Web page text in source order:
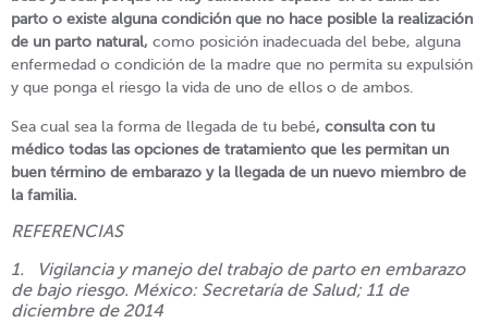
parto o existe alguna condición que no hace posible la realización
de un parto natural, como posición inadecuada del bebe, alguna
enfermedad o condición de la madre que no permita su expulsión
y que ponga el riesgo la vida de uno de ellos o de ambos.
Sea cual sea la forma de llegada de tu bebé, consulta con tu
médico todas las opciones de tratamiento que les permitan un
buen término de embarazo y la llegada de un nuevo miembro de
la familia.
REFERENCIAS
1.
Vigilancia y manejo del trabajo de parto en embarazo
de bajo riesgo. México: Secretaría de Salud; 11 de
diciembre de 2014